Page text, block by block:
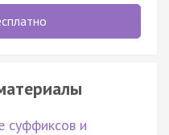
суффиксов и